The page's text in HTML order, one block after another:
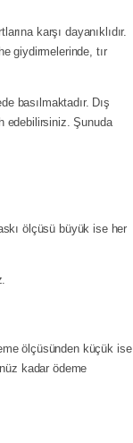
karşı dayanıklıdır.
giydirmelerinde, tır
basılmaktadır. Dış
edebilirsiniz. Şunuda
ölçüsü büyük ise her
ölçüsünden küçük ise
kadar ödeme